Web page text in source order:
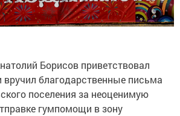
Борисов приветствовал
благодарственные письма
поселения за неоценимую
гумпомощи в зону